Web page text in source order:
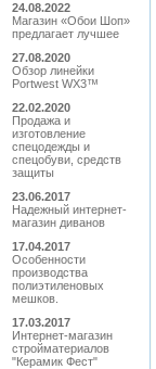
24.08.2022
Магазин «Обои Шоп»
предлагает лучшее
27.08.2020
Обзор линейки
Portwest WX3™
22.02.2020
Продажа и
изготовление
спецодежды и
спецобуви, средств
защиты
23.06.2017
Надежный интернет-
магазин диванов
17.04.2017
Особенности
производства
полиэтиленовых
мешков.
17.03.2017
Интернет-магазин
стройматериалов
"Керамик Фест"